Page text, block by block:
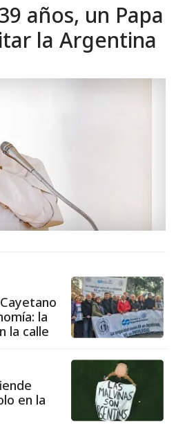
años, un Papa
la Argentina
la
la calle
en la